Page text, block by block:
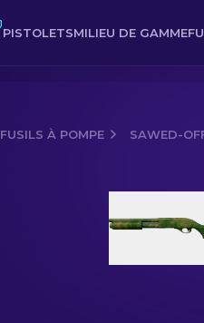
PISTOLETSMILIEU DE GAMME
FUSILS À POMPE SAWED-